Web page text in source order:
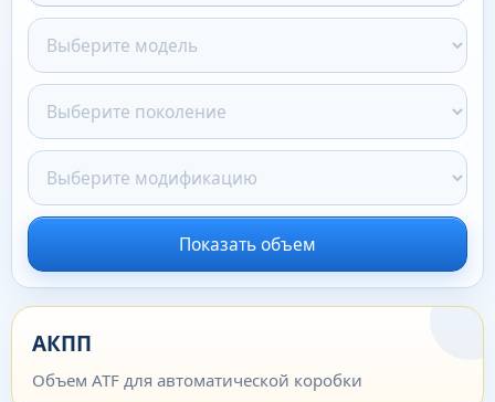
Показать объем
АКПП
Объем ATF для автоматической коробки